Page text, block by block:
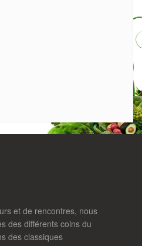
et de rencontres, nous
des différents coins du
des classiques